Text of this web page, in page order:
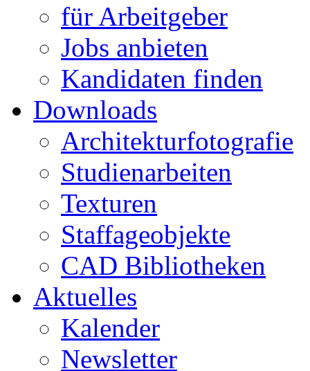
für Arbeitgeber
Jobs anbieten
Kandidaten finden
Downloads
Architekturfotografie
Studienarbeiten
Texturen
Staffageobjekte
CAD Bibliotheken
Aktuelles
Kalender
Newsletter